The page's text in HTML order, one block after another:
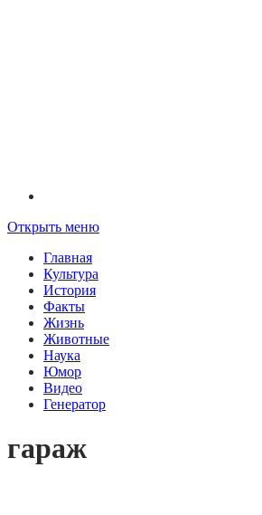
Открыть меню
Главная
Культура
История
Факты
Жизнь
Животные
Наука
Юмор
Видео
Генератор
гараж